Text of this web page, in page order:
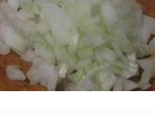
17.2 мг
200 мкг
0